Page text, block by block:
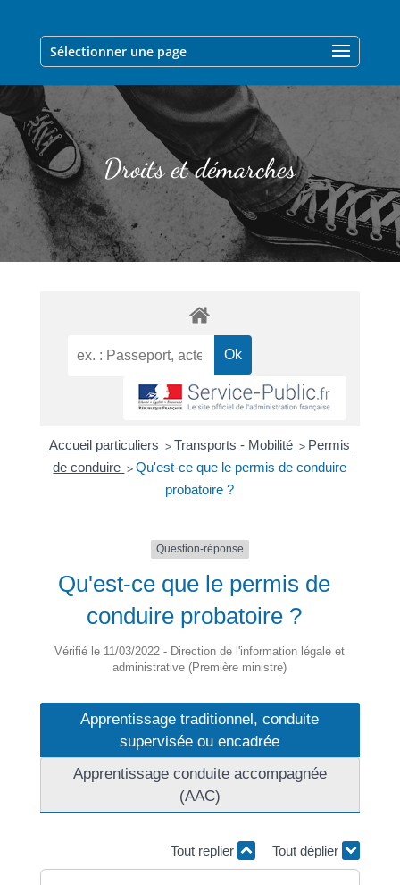
Sélectionner une page
Droits et démarches
Accueil particuliers > Transports - Mobilité > Permis
de conduire > Qu'est-ce que le permis de conduire
probatoire ?
Question-réponse
Qu'est-ce que le permis de
conduire probatoire ?
Vérifié le 11/03/2022 - Direction de l'information légale et
administrative (Première ministre)
Apprentissage traditionnel, conduite
supervisée ou encadrée
Apprentissage conduite accompagnée
(AAC)
Tout replier Tout déplier